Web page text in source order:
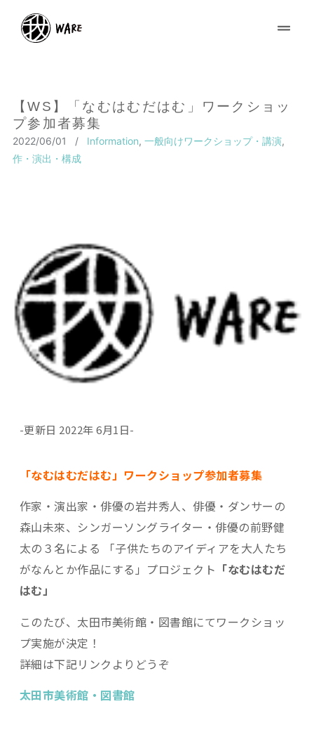
【WS】「なむはむだはむ」ワークショッ
プ参加者募集
2022/06/01 / Information, 一般向けワークショップ・講演,
作・演出・構成
-更新日 2022年 6月1日-
「なむはむだはむ」ワークショップ参加者募集
作家・演出家・俳優の岩井秀人、俳優・ダンサーの
森山未來、シンガーソングライター・俳優の前野健
太の３名による 「子供たちのアイディアを大人たち
がなんとか作品にする」プロジェクト 「なむはむだ
はむ」
このたび、太田市美術館・図書館にてワークショッ
プ実施が決定！
詳細は下記リンクよりどうぞ
太田市美術館・図書館